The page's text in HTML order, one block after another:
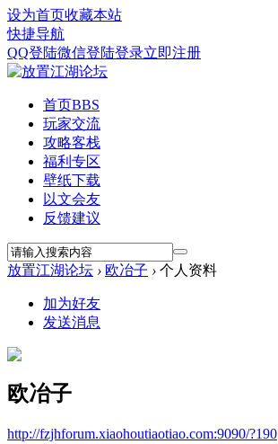
设为首页收藏本站
快捷导航
QQ登陆微信登陆登录立即注册
首页BBS
玩家交流
攻略客栈
福利专区
壁纸下载
以文会友
反馈建议
放置江湖论坛 › 欧冶子 › 个人资料
加为好友
发送消息
欧冶子
http://fzjhforum.xiaohoutiaotiao.com:9090/?190